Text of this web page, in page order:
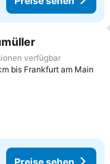
hinzufügen
verfügbar
bis Frankfurt am Main
Preise sehen